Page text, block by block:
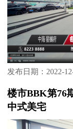
发布日期：2022-
楼市BBK第76
中式美宅